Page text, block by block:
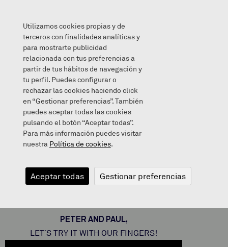
TWO LITTLE DICKY BIRDS
2020/04/29
TWO LITTLE
DICKY BIRDS
PETER AND PAUL,
LET´S TRY IT WITH OUR FINGERS!
Utilizamos cookies propias y de
terceros con finalidades analíticas y
para mostrarte publicidad
relacionada con tus preferencias a
partir de tus hábitos de navegación y
tu perfil. Puedes configurar o
rechazar las cookies haciendo click
en “Gestionar preferencias”. También
puedes aceptar todas las cookies
pulsando el botón “Aceptar todas”.
Para más información puedes visitar
nuestra Política de cookies.
Aceptar todas Gestionar preferencias